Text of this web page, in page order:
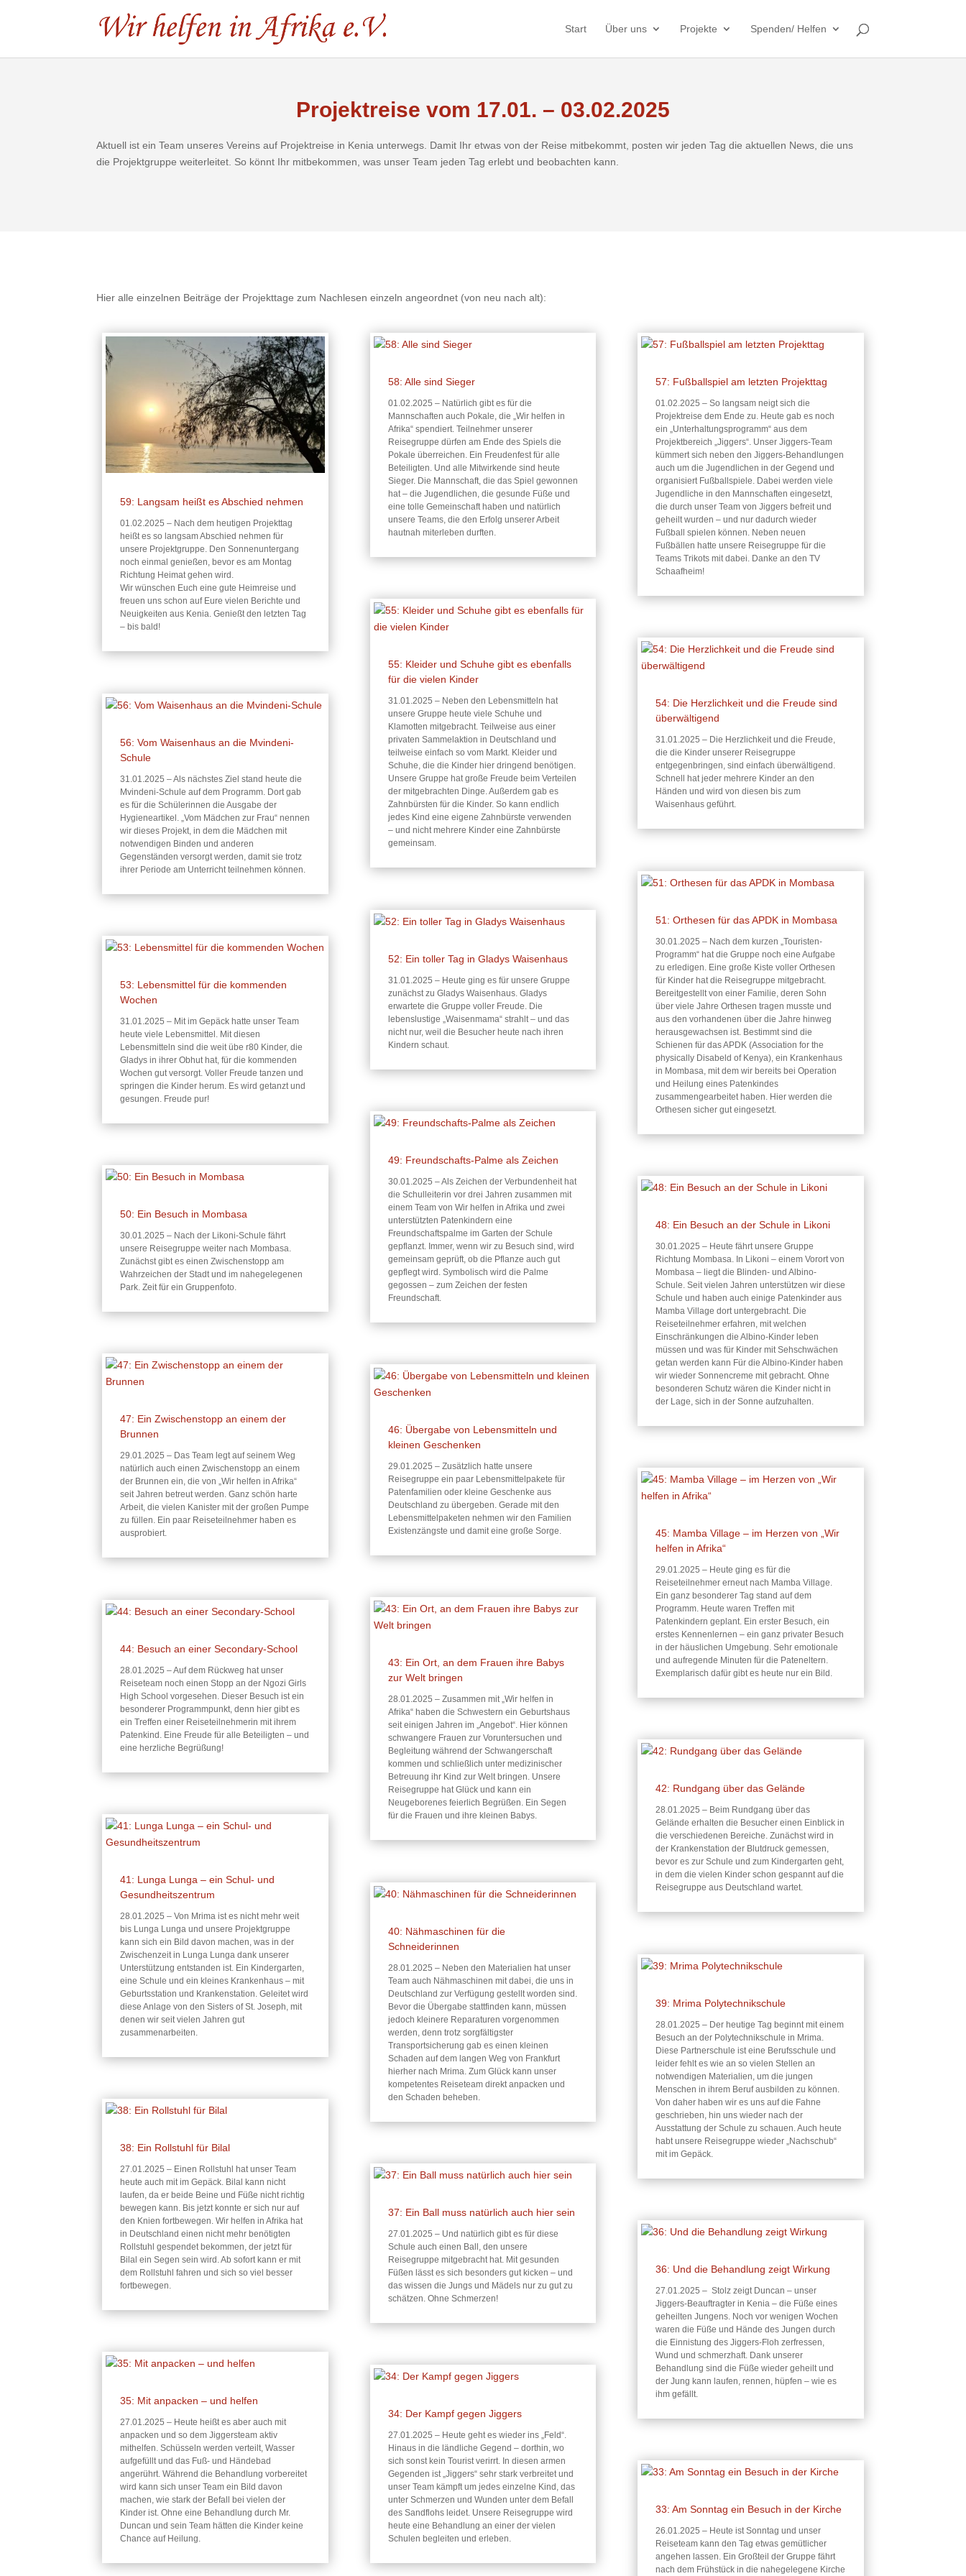
Start Über uns Projekte Spenden/ Helfen
Projektreise vom 17.01. – 03.02.2025
Aktuell ist ein Team unseres Vereins auf Projektreise in Kenia unterwegs. Damit Ihr etwas von der Reise mitbekommt, posten wir jeden Tag die aktuellen News, die uns
die Projektgruppe weiterleitet. So könnt Ihr mitbekommen, was unser Team jeden Tag erlebt und beobachten kann.
Hier alle einzelnen Beiträge der Projekttage zum Nachlesen einzeln angeordnet (von neu nach alt):
59: Langsam heißt es Abschied nehmen
01.02.2025 – Nach dem heutigen Projekttag
heißt es so langsam Abschied nehmen für
unsere Projektgruppe. Den Sonnenuntergang
noch einmal genießen, bevor es am Montag
Richtung Heimat gehen wird.
Wir wünschen Euch eine gute Heimreise und
freuen uns schon auf Eure vielen Berichte und
Neuigkeiten aus Kenia. Genießt den letzten Tag
– bis bald!
56: Vom Waisenhaus an die Mvindeni-
Schule
31.01.2025 – Als nächstes Ziel stand heute die
Mvindeni-Schule auf dem Programm. Dort gab
es für die Schülerinnen die Ausgabe der
Hygieneartikel. „Vom Mädchen zur Frau“ nennen
wir dieses Projekt, in dem die Mädchen mit
notwendigen Binden und anderen
Gegenständen versorgt werden, damit sie trotz
ihrer Periode am Unterricht teilnehmen können.
53: Lebensmittel für die kommenden
Wochen
31.01.2025 – Mit im Gepäck hatte unser Team
heute viele Lebensmittel. Mit diesen
Lebensmitteln sind die weit übe r80 Kinder, die
Gladys in ihrer Obhut hat, für die kommenden
Wochen gut versorgt. Voller Freude tanzen und
springen die Kinder herum. Es wird getanzt und
gesungen. Freude pur!
50: Ein Besuch in Mombasa
30.01.2025 – Nach der Likoni-Schule fährt
unsere Reisegruppe weiter nach Mombasa.
Zunächst gibt es einen Zwischenstopp am
Wahrzeichen der Stadt und im nahegelegenen
Park. Zeit für ein Gruppenfoto.
47: Ein Zwischenstopp an einem der
Brunnen
29.01.2025 – Das Team legt auf seinem Weg
natürlich auch einen Zwischenstopp an einem
der Brunnen ein, die von „Wir helfen in Afrika“
seit Jahren betreut werden. Ganz schön harte
Arbeit, die vielen Kanister mit der großen Pumpe
zu füllen. Ein paar Reiseteilnehmer haben es
ausprobiert.
44: Besuch an einer Secondary-School
28.01.2025 – Auf dem Rückweg hat unser
Reiseteam noch einen Stopp an der Ngozi Girls
High School vorgesehen. Dieser Besuch ist ein
besonderer Programmpunkt, denn hier gibt es
ein Treffen einer Reiseteilnehmerin mit ihrem
Patenkind. Eine Freude für alle Beteiligten – und
eine herzliche Begrüßung!
41: Lunga Lunga – ein Schul- und
Gesundheitszentrum
28.01.2025 – Von Mrima ist es nicht mehr weit
bis Lunga Lunga und unsere Projektgruppe
kann sich ein Bild davon machen, was in der
Zwischenzeit in Lunga Lunga dank unserer
Unterstützung entstanden ist. Ein Kindergarten,
eine Schule und ein kleines Krankenhaus – mit
Geburtsstation und Krankenstation. Geleitet wird
diese Anlage von den Sisters of St. Joseph, mit
denen wir seit vielen Jahren gut
zusammenarbeiten.
38: Ein Rollstuhl für Bilal
27.01.2025 – Einen Rollstuhl hat unser Team
heute auch mit im Gepäck. Bilal kann nicht
laufen, da er beide Beine und Füße nicht richtig
bewegen kann. Bis jetzt konnte er sich nur auf
den Knien fortbewegen. Wir helfen in Afrika hat
in Deutschland einen nicht mehr benötigten
Rollstuhl gespendet bekommen, der jetzt für
Bilal ein Segen sein wird. Ab sofort kann er mit
dem Rollstuhl fahren und sich so viel besser
fortbewegen.
35: Mit anpacken – und helfen
27.01.2025 – Heute heißt es aber auch mit
anpacken und so dem Jiggersteam aktiv
mithelfen. Schüsseln werden verteilt, Wasser
aufgefüllt und das Fuß- und Händebad
angerührt. Während die Behandlung vorbereitet
wird kann sich unser Team ein Bild davon
machen, wie stark der Befall bei vielen der
Kinder ist. Ohne eine Behandlung durch Mr.
Duncan und sein Team hätten die Kinder keine
Chance auf Heilung.
58: Alle sind Sieger
01.02.2025 – Natürlich gibt es für die
Mannschaften auch Pokale, die „Wir helfen in
Afrika“ spendiert. Teilnehmer unserer
Reisegruppe dürfen am Ende des Spiels die
Pokale überreichen. Ein Freudenfest für alle
Beteiligten. Und alle Mitwirkende sind heute
Sieger. Die Mannschaft, die das Spiel gewonnen
hat – die Jugendlichen, die gesunde Füße und
eine tolle Gemeinschaft haben und natürlich
unsere Teams, die den Erfolg unserer Arbeit
hautnah miterleben durften.
55: Kleider und Schuhe gibt es ebenfalls
für die vielen Kinder
31.01.2025 – Neben den Lebensmitteln hat
unsere Gruppe heute viele Schuhe und
Klamotten mitgebracht. Teilweise aus einer
privaten Sammelaktion in Deutschland und
teilweise einfach so vom Markt. Kleider und
Schuhe, die die Kinder hier dringend benötigen.
Unsere Gruppe hat große Freude beim Verteilen
der mitgebrachten Dinge. Außerdem gab es
Zahnbürsten für die Kinder. So kann endlich
jedes Kind eine eigene Zahnbürste verwenden
– und nicht mehrere Kinder eine Zahnbürste
gemeinsam.
52: Ein toller Tag in Gladys Waisenhaus
31.01.2025 – Heute ging es für unsere Gruppe
zunächst zu Gladys Waisenhaus. Gladys
erwartete die Gruppe voller Freude. Die
lebenslustige „Waisenmama“ strahlt – und das
nicht nur, weil die Besucher heute nach ihren
Kindern schaut.
49: Freundschafts-Palme als Zeichen
30.01.2025 – Als Zeichen der Verbundenheit hat
die Schulleiterin vor drei Jahren zusammen mit
einem Team von Wir helfen in Afrika und zwei
unterstützten Patenkindern eine
Freundschaftspalme im Garten der Schule
gepflanzt. Immer, wenn wir zu Besuch sind, wird
gemeinsam geprüft, ob die Pflanze auch gut
gepflegt wird. Symbolisch wird die Palme
gegossen – zum Zeichen der festen
Freundschaft.
46: Übergabe von Lebensmitteln und
kleinen Geschenken
29.01.2025 – Zusätzlich hatte unsere
Reisegruppe ein paar Lebensmittelpakete für
Patenfamilien oder kleine Geschenke aus
Deutschland zu übergeben. Gerade mit den
Lebensmittelpaketen nehmen wir den Familien
Existenzängste und damit eine große Sorge.
43: Ein Ort, an dem Frauen ihre Babys
zur Welt bringen
28.01.2025 – Zusammen mit „Wir helfen in
Afrika“ haben die Schwestern ein Geburtshaus
seit einigen Jahren im „Angebot“. Hier können
schwangere Frauen zur Voruntersuchen und
Begleitung während der Schwangerschaft
kommen und schließlich unter medizinischer
Betreuung ihr Kind zur Welt bringen. Unsere
Reisegruppe hat Glück und kann ein
Neugeborenes feierlich Begrüßen. Ein Segen
für die Frauen und ihre kleinen Babys.
40: Nähmaschinen für die
Schneiderinnen
28.01.2025 – Neben den Materialien hat unser
Team auch Nähmaschinen mit dabei, die uns in
Deutschland zur Verfügung gestellt worden sind.
Bevor die Übergabe stattfinden kann, müssen
jedoch kleinere Reparaturen vorgenommen
werden, denn trotz sorgfältigster
Transportsicherung gab es einen kleinen
Schaden auf dem langen Weg von Frankfurt
hierher nach Mrima. Zum Glück kann unser
kompetentes Reiseteam direkt anpacken und
den Schaden beheben.
37: Ein Ball muss natürlich auch hier sein
27.01.2025 – Und natürlich gibt es für diese
Schule auch einen Ball, den unsere
Reisegruppe mitgebracht hat. Mit gesunden
Füßen lässt es sich besonders gut kicken – und
das wissen die Jungs und Mädels nur zu gut zu
schätzen. Ohne Schmerzen!
34: Der Kampf gegen Jiggers
27.01.2025 – Heute geht es wieder ins „Feld“.
Hinaus in die ländliche Gegend – dorthin, wo
sich sonst kein Tourist verirrt. In diesen armen
Gegenden ist „Jiggers“ sehr stark verbreitet und
unser Team kämpft um jedes einzelne Kind, das
unter Schmerzen und Wunden unter dem Befall
des Sandflohs leidet. Unsere Reisegruppe wird
heute eine Behandlung an einer der vielen
Schulen begleiten und erleben.
57: Fußballspiel am letzten Projekttag
01.02.2025 – So langsam neigt sich die
Projektreise dem Ende zu. Heute gab es noch
ein „Unterhaltungsprogramm“ aus dem
Projektbereich „Jiggers“. Unser Jiggers-Team
kümmert sich neben den Jiggers-Behandlungen
auch um die Jugendlichen in der Gegend und
organisiert Fußballspiele. Dabei werden viele
Jugendliche in den Mannschaften eingesetzt,
die durch unser Team von Jiggers befreit und
geheilt wurden – und nur dadurch wieder
Fußball spielen können. Neben neuen
Fußbällen hatte unsere Reisegruppe für die
Teams Trikots mit dabei. Danke an den TV
Schaafheim!
54: Die Herzlichkeit und die Freude sind
überwältigend
31.01.2025 – Die Herzlichkeit und die Freude,
die die Kinder unserer Reisegruppe
entgegenbringen, sind einfach überwältigend.
Schnell hat jeder mehrere Kinder an den
Händen und wird von diesen bis zum
Waisenhaus geführt.
51: Orthesen für das APDK in Mombasa
30.01.2025 – Nach dem kurzen „Touristen-
Programm“ hat die Gruppe noch eine Aufgabe
zu erledigen. Eine große Kiste voller Orthesen
für Kinder hat die Reisegruppe mitgebracht.
Bereitgestellt von einer Familie, deren Sohn
über viele Jahre Orthesen tragen musste und
aus den vorhandenen über die Jahre hinweg
herausgewachsen ist. Bestimmt sind die
Schienen für das APDK (Association for the
physically Disabeld of Kenya), ein Krankenhaus
in Mombasa, mit dem wir bereits bei Operation
und Heilung eines Patenkindes
zusammengearbeitet haben. Hier werden die
Orthesen sicher gut eingesetzt.
48: Ein Besuch an der Schule in Likoni
30.01.2025 – Heute fährt unsere Gruppe
Richtung Mombasa. In Likoni – einem Vorort von
Mombasa – liegt die Blinden- und Albino-
Schule. Seit vielen Jahren unterstützen wir diese
Schule und haben auch einige Patenkinder aus
Mamba Village dort untergebracht. Die
Reiseteilnehmer erfahren, mit welchen
Einschränkungen die Albino-Kinder leben
müssen und was für Kinder mit Sehschwächen
getan werden kann Für die Albino-Kinder haben
wir wieder Sonnencreme mit gebracht. Ohne
besonderen Schutz wären die Kinder nicht in
der Lage, sich in der Sonne aufzuhalten.
45: Mamba Village – im Herzen von „Wir
helfen in Afrika“
29.01.2025 – Heute ging es für die
Reiseteilnehmer erneut nach Mamba Village.
Ein ganz besonderer Tag stand auf dem
Programm. Heute waren Treffen mit
Patenkindern geplant. Ein erster Besuch, ein
erstes Kennenlernen – ein ganz privater Besuch
in der häuslichen Umgebung. Sehr emotionale
und aufregende Minuten für die Pateneltern.
Exemplarisch dafür gibt es heute nur ein Bild.
42: Rundgang über das Gelände
28.01.2025 – Beim Rundgang über das
Gelände erhalten die Besucher einen Einblick in
die verschiedenen Bereiche. Zunächst wird in
der Krankenstation der Blutdruck gemessen,
bevor es zur Schule und zum Kindergarten geht,
in dem die vielen Kinder schon gespannt auf die
Reisegruppe aus Deutschland wartet.
39: Mrima Polytechnikschule
28.01.2025 – Der heutige Tag beginnt mit einem
Besuch an der Polytechnikschule in Mrima.
Diese Partnerschule ist eine Berufsschule und
leider fehlt es wie an so vielen Stellen an
notwendigen Materialien, um die jungen
Menschen in ihrem Beruf ausbilden zu können.
Von daher haben wir es uns auf die Fahne
geschrieben, hin uns wieder nach der
Ausstattung der Schule zu schauen. Auch heute
habt unsere Reisegruppe wieder „Nachschub“
mit im Gepäck.
36: Und die Behandlung zeigt Wirkung
27.01.2025 – Stolz zeigt Duncan – unser
Jiggers-Beauftragter in Kenia – die Füße eines
geheilten Jungens. Noch vor wenigen Wochen
waren die Füße und Hände des Jungen durch
die Einnistung des Jiggers-Floh zerfressen,
Wund und schmerzhaft. Dank unserer
Behandlung sind die Füße wieder geheilt und
der Jung kann laufen, rennen, hüpfen – wie es
ihm gefällt.
33: Am Sonntag ein Besuch in der Kirche
26.01.2025 – Heute ist Sonntag und unser
Reiseteam kann den Tag etwas gemütlicher
angehen lassen. Ein Großteil der Gruppe fährt
nach dem Frühstück in die nahegelegene Kirche